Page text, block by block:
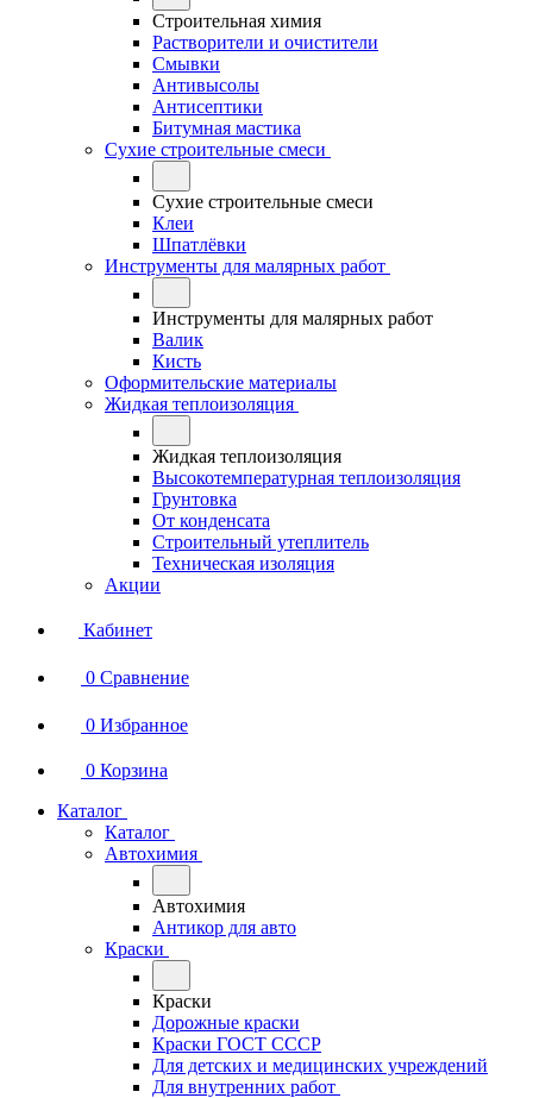
Строительная химия
Растворители и очистители
Смывки
Антивысолы
Антисептики
Битумная мастика
Сухие строительные смеси
Сухие строительные смеси
Клеи
Шпатлёвки
Инструменты для малярных работ
Инструменты для малярных работ
Валик
Кисть
Оформительские материалы
Жидкая теплоизоляция
Жидкая теплоизоляция
Высокотемпературная теплоизоляция
Грунтовка
От конденсата
Строительный утеплитель
Техническая изоляция
Акции
Кабинет
0 Сравнение
0 Избранное
0 Корзина
Каталог
Каталог
Автохимия
Автохимия
Антикор для авто
Краски
Краски
Дорожные краски
Краски ГОСТ СССР
Для детских и медицинских учреждений
Для внутренних работ